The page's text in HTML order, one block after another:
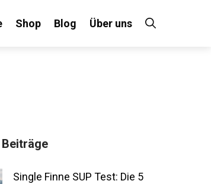
Shop Blog Über uns
Single Finne SUP Test: Die 5